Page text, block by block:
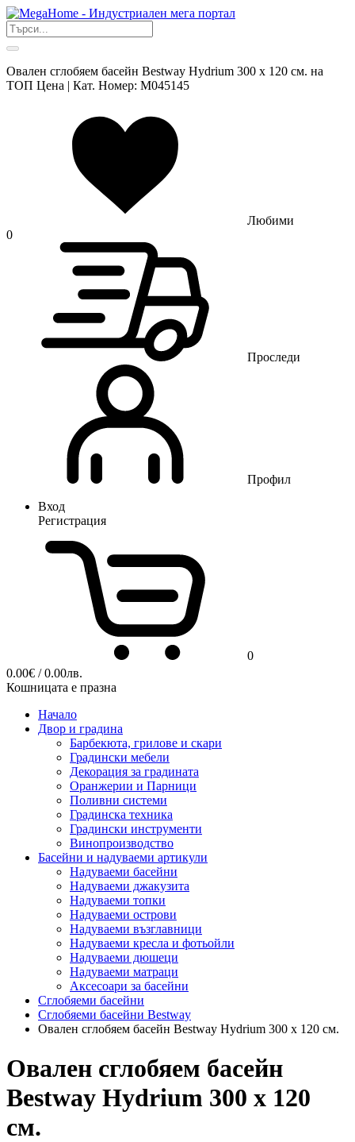
Овален сглобяем басейн Bestway Hydrium 300 x 120 см. на
ТОП Цена | Кат. Номер: M045145
Любими
0
Проследи
Профил
Вход
Регистрация
0
0.00€ / 0.00лв.
Кошницата е празна
Начало
Двор и градина
Барбекюта, грилове и скари
Градински мебели
Декорация за градината
Оранжерии и Парници
Поливни системи
Градинска техника
Градински инструменти
Винопроизводство
Басейни и надуваеми артикули
Надуваеми басейни
Надуваеми джакузита
Надуваеми топки
Надуваеми острови
Надуваеми възглавници
Надуваеми кресла и фотьойли
Надуваеми дюшеци
Надуваеми матраци
Аксесоари за басейни
Сглобяеми басейни
Сглобяеми басейни Bestway
Овален сглобяем басейн Bestway Hydrium 300 x 120 см.
Овален сглобяем басейн
Bestway Hydrium 300 x 120
см.